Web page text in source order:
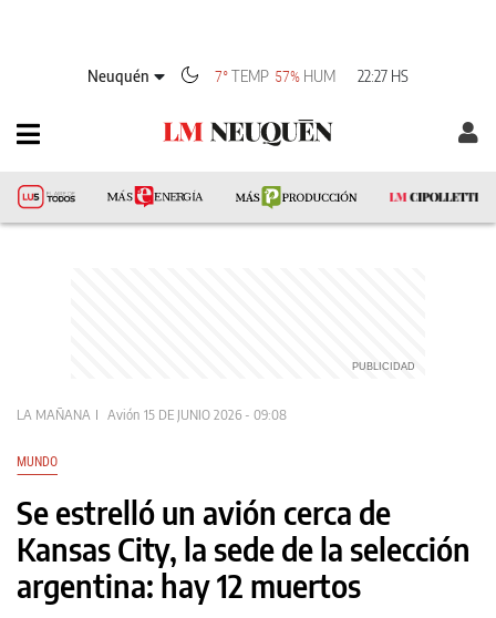
Neuquén 7°TEMP 57% HUM 22:27 HS
LA MAÑANA Avión 15 DE JUNIO 2026 - 09:08
MUNDO
Se estrelló un avión cerca de
Kansas City, la sede de la selección
argentina: hay 12 muertos